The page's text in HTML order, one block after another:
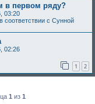
в первом ряду?
03:20
с Сунной
02:26
1 2
1из 1